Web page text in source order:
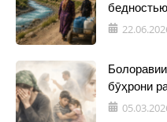
бӯҳрони